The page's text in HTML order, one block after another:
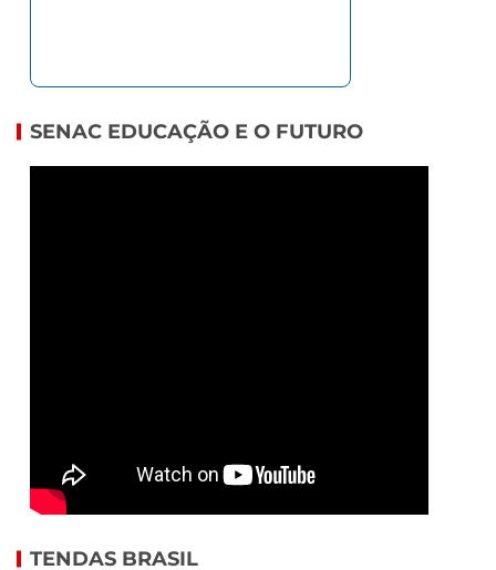
SENAC EDUCAÇÃO E O FUTURO
TENDAS BRASIL